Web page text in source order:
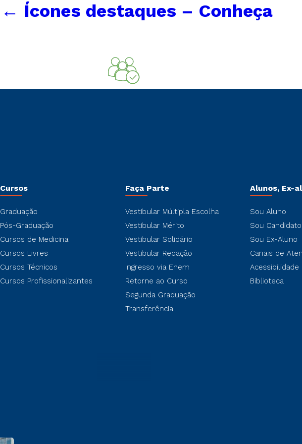
← Ícones destaques – Conheça
Cursos
Graduação
Pós-Graduação
Cursos de Medicina
Cursos Livres
Cursos Técnicos
Cursos Profissionalizantes
Faça Parte
Vestibular Múltipla Escolha
Vestibular Mérito
Vestibular Solidário
Vestibular Redação
Ingresso via Enem
Retorne ao Curso
Segunda Graduação
Transferência
Alunos, Ex-
Sou Aluno
Sou Candidato
Sou Ex-Aluno
Canais de
Acessibilidade
Biblioteca